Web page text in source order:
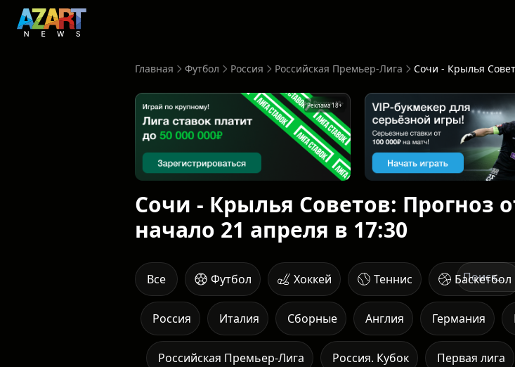
Главная Футбол Россия Российская Премьер-Лига
Реклама 18+
Сочи - Крылья Советов: Прогноз
начало 21 апреля в 17:30
Все Футбол Хоккей Теннис Баскетбол
Италия Сборные Англия Германия
Россия
Россия. Кубок
Российская Премьер-Лига Первая лига